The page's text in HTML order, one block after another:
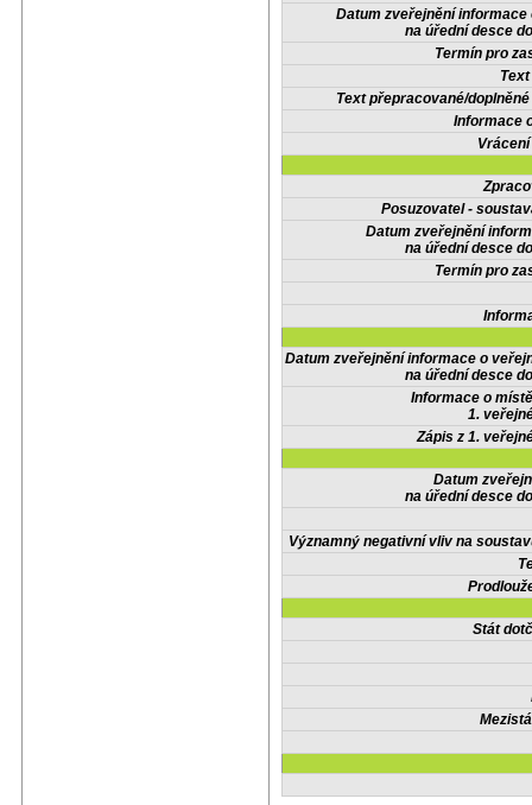
Datum zveřejnění informace
na úřední desce
Termín pro
Text přepracované/
Informace
Posuzovatel -
Datum zveřejnění
na úřední desce
Termín pro
Datum zveřejnění informace o
na úřední desce
Informace o
1.
Zápis z 1.
Datum
na úřední desce
Významný negativní vliv na
Stát